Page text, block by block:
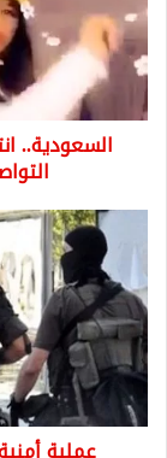
(الفري)
على
مواقع
التواصل
التواصل
السعودية..
عملية
أمنية
كبيرة
في
ولاية
دياربكر
جنوبي
تركيا